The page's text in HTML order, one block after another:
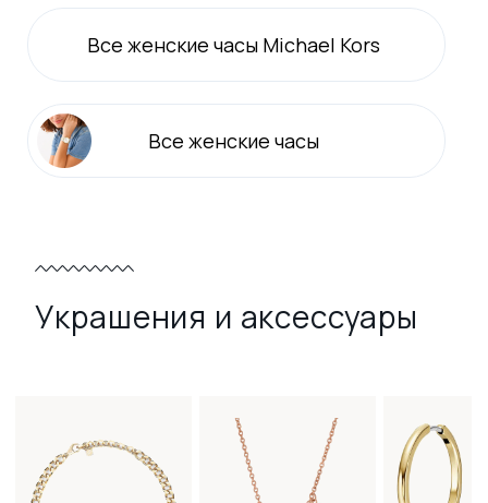
Все женские часы Michael Kors
Все женские часы
Украшения и аксессуары